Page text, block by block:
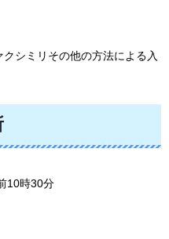
シミリその他の方法による入
10時30分